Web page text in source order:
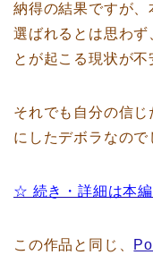
納得の結果ですが
選ばれるとは思わず
とが起こる現状が不
それでも自分の信
にしたデボラなので
☆ 続き・詳細は本
この作品と同じ、